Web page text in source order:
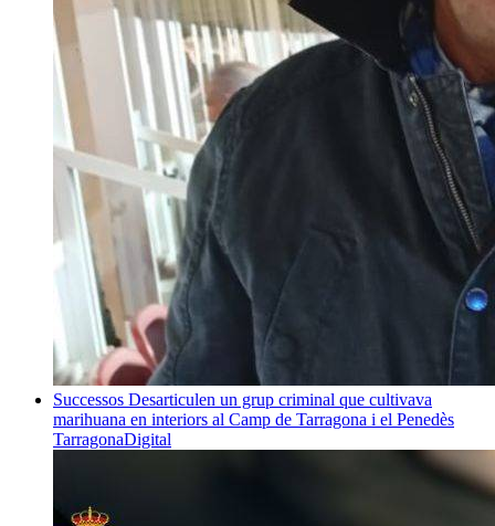
Successos Desarticulen un grup criminal que cultivava
marihuana en interiors al Camp de Tarragona i el Penedès
TarragonaDigital